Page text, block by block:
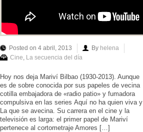
Posted on 4 abril, 2013 By helena
Cine La secuencia del día
Hoy nos deja Mariví Bilbao (1930-2013). Aunque
es de sobre conocida por sus papeles de vecina
cotilla embajadora de «radio patio» y fumadora
compulsiva en las series Aquí no ha quien viva y
La que se avecina. Su carrera en el cine y la
televisión es larga: el primer papel de Mariví
pertenece al cortometraje Amores […]